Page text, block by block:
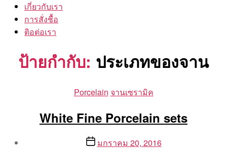
เกี่ยวกับเรา
การสั่งชื้อ
ติอต่อเรา
ป้ายกำกับ: ประเภทของจาน
Categories
Porcelain จานเซรามิค
White Fine Porcelain sets
Postมกราคม 20, 2016